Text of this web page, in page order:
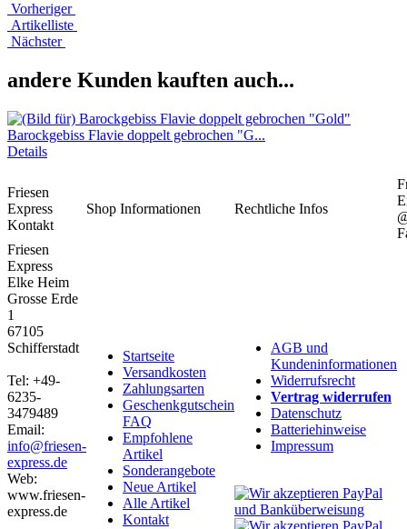
Vorheriger
Artikelliste
Nächster
andere Kunden kauften auch...
Barockgebiss Flavie doppelt gebrochen "G...
Details
Friesen
Express
Kontakt
Shop Informationen Rechtliche Infos
Friesen
Express
Elke Heim
Grosse Erde
1
67105
Schifferstadt
Tel: +49-
6235-
3479489
Email:
info@friesen-
express.de
Web:
www.friesen-
express.de
Startseite
Versandkosten
Zahlungsarten
Geschenkgutschein
FAQ
Empfohlene
Artikel
Sonderangebote
Neue Artikel
Alle Artikel
Kontakt
AGB und
Kundeninformationen
Widerrufsrecht
Vertrag widerrufen
Datenschutz
Batteriehinweise
Impressum